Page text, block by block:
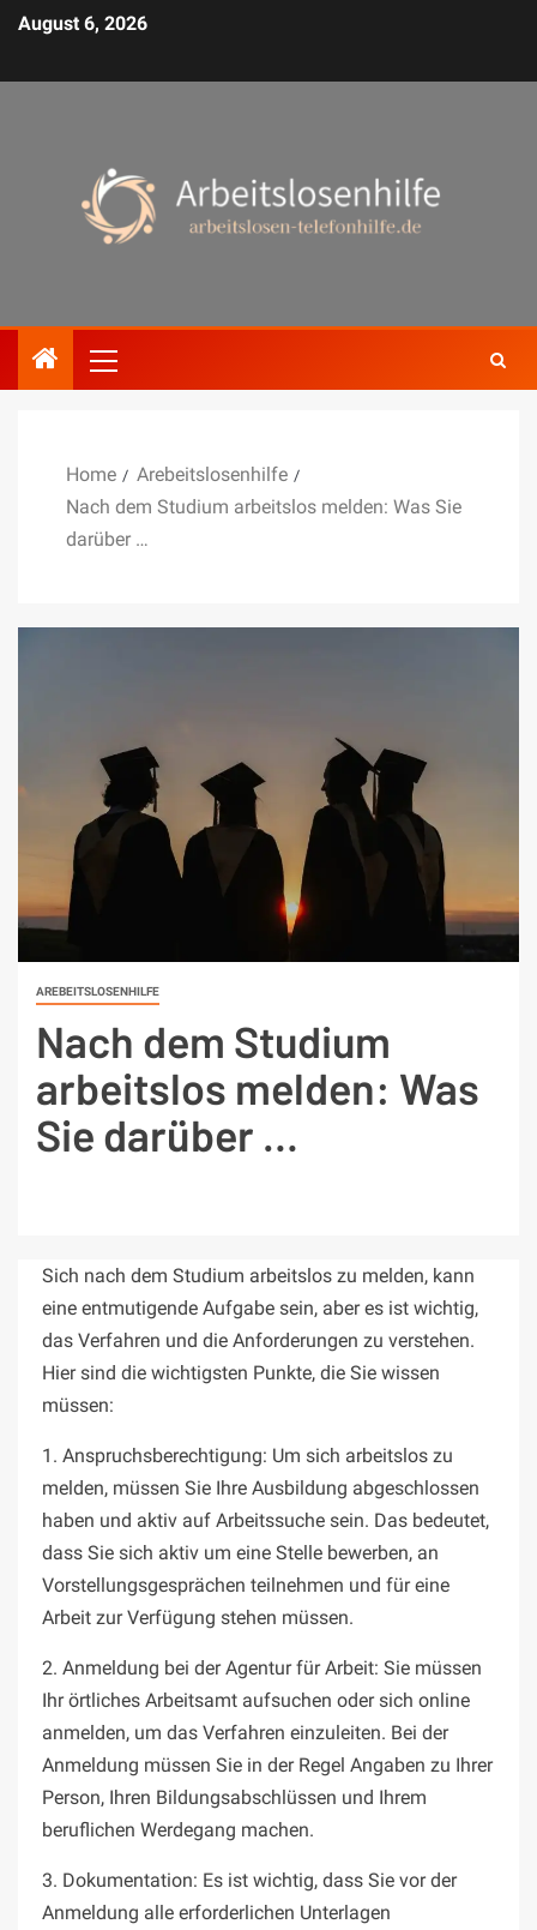
August 6, 2026
Home
Arebeitslosenhilfe
Nach dem Studium arbeitslos melden: Was Sie
darüber …
AREBEITSLOSENHILFE
Nach dem Studium
arbeitslos melden: Was
Sie darüber …
Sich nach dem Studium arbeitslos zu melden, kann
eine entmutigende Aufgabe sein, aber es ist wichtig,
das Verfahren und die Anforderungen zu verstehen.
Hier sind die wichtigsten Punkte, die Sie wissen
müssen:
1. Anspruchsberechtigung: Um sich arbeitslos zu
melden, müssen Sie Ihre Ausbildung abgeschlossen
haben und aktiv auf Arbeitssuche sein. Das bedeutet,
dass Sie sich aktiv um eine Stelle bewerben, an
Vorstellungsgesprächen teilnehmen und für eine
Arbeit zur Verfügung stehen müssen.
2. Anmeldung bei der Agentur für Arbeit: Sie müssen
Ihr örtliches Arbeitsamt aufsuchen oder sich online
anmelden, um das Verfahren einzuleiten. Bei der
Anmeldung müssen Sie in der Regel Angaben zu Ihrer
Person, Ihren Bildungsabschlüssen und Ihrem
beruflichen Werdegang machen.
3. Dokumentation: Es ist wichtig, dass Sie vor der
Anmeldung alle erforderlichen Unterlagen